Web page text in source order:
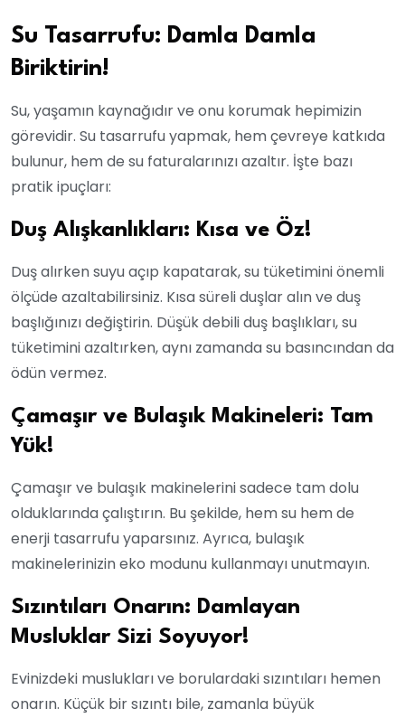
Su Tasarrufu: Damla Damla
Biriktirin!
Su, yaşamın kaynağıdır ve onu korumak hepimizin
görevidir. Su tasarrufu yapmak, hem çevreye katkıda
bulunur, hem de su faturalarınızı azaltır. İşte bazı
pratik ipuçları:
Duş Alışkanlıkları: Kısa ve Öz!
Duş alırken suyu açıp kapatarak, su tüketimini önemli
ölçüde azaltabilirsiniz. Kısa süreli duşlar alın ve duş
başlığınızı değiştirin. Düşük debili duş başlıkları, su
tüketimini azaltırken, aynı zamanda su basıncından da
ödün vermez.
Çamaşır ve Bulaşık Makineleri: Tam
Yük!
Çamaşır ve bulaşık makinelerini sadece tam dolu
olduklarında çalıştırın. Bu şekilde, hem su hem de
enerji tasarrufu yaparsınız. Ayrıca, bulaşık
makinelerinizin eko modunu kullanmayı unutmayın.
Sızıntıları Onarın: Damlayan
Musluklar Sizi Soyuyor!
Evinizdeki muslukları ve borulardaki sızıntıları hemen
onarın. Küçük bir sızıntı bile, zamanla büyük